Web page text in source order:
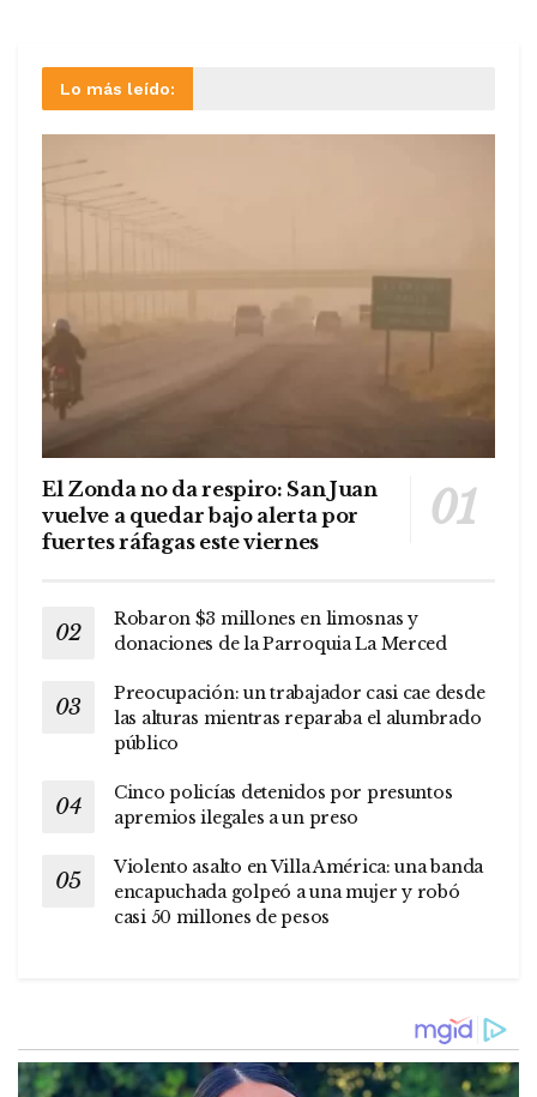
Lo más leído:
El Zonda no da respiro: San Juan
vuelve a quedar bajo alerta por
fuertes ráfagas este viernes
Robaron $3 millones en limosnas y
donaciones de la Parroquia La Merced
Preocupación: un trabajador casi cae desde
las alturas mientras reparaba el alumbrado
público
Cinco policías detenidos por presuntos
apremios ilegales a un preso
Violento asalto en Villa América: una banda
encapuchada golpeó a una mujer y robó
casi 50 millones de pesos